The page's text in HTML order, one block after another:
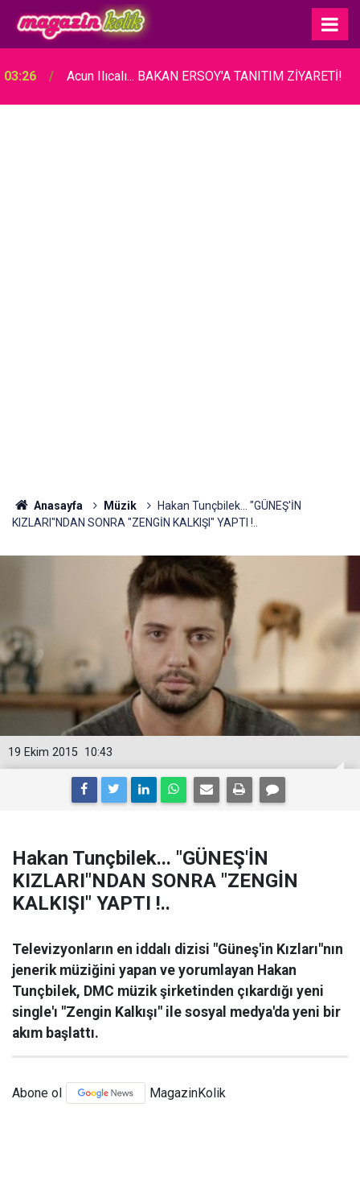
03:26 Acun Ilıcalı... BAKAN ERSOY'A TANITIM ZİYARETİ!
Anasayfa Müzik
Hakan Tunçbilek... "GÜNEŞ'İN
KIZLARI"NDAN SONRA "ZENGİN KALKIŞI" YAPTI !..
10:43
19 Ekim 2015
Hakan Tunçbilek... "GÜNEŞ'İN
KIZLARI"NDAN SONRA "ZENGİN
KALKIŞI" YAPTI !..
Televizyonların en iddalı dizisi "Güneş'in Kızları"nın
jenerik müziğini yapan ve yorumlayan Hakan
Tunçbilek, DMC müzik şirketinden çıkardığı yeni
single'ı "Zengin Kalkışı" ile sosyal medya'da yeni bir
akım başlattı.
Abone ol MagazinKolik